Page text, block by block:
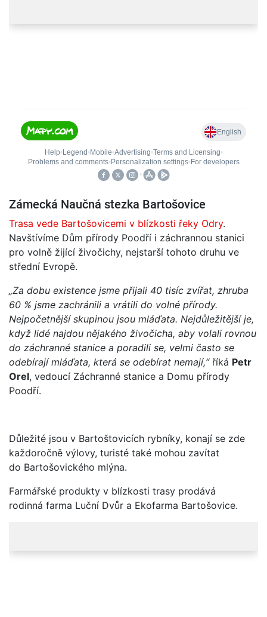
Zámecká Naučná stezka Bartošovice
Trasa vede Bartošovicemi v blízkosti řeky Odry.
Navštívíme Dům přírody Poodří i záchrannou stanici
pro volně žijící živočichy, nejstarší tohoto druhu ve
střední Evropě.
„Za dobu existence jsme přijali 40 tisíc zvířat, zhruba
60 % jsme zachránili a vrátili do volné přírody.
Nejpočetnější skupinou jsou mláďata. Nejdůležitější je,
když lidé najdou nějakého živočicha, aby volali rovnou
do záchranné stanice a poradili se, velmi často se
odebírají mláďata, která se odebírat nemají,“říká Petr
Orel, vedoucí Záchranné stanice a Domu přírody
Poodří.
Důležité jsou v Bartoštovicích rybníky, konají se zde
každoročně výlovy, turisté také mohou zavítat
do Bartošovického mlýna.
Farmářské produkty v blízkosti trasy prodává
rodinná farma Luční Dvůr a Ekofarma Bartošovice.